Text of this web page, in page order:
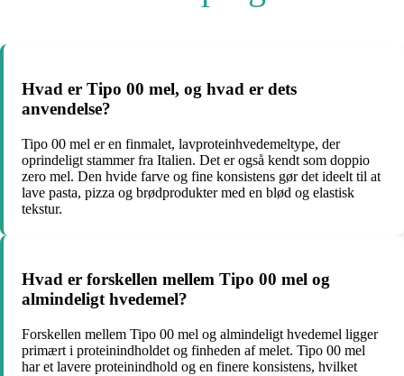
Hvad er Tipo 00 mel, og hvad er dets
anvendelse?
Tipo 00 mel er en finmalet, lavproteinhvedemeltype, der
oprindeligt stammer fra Italien. Det er også kendt som doppio
zero mel. Den hvide farve og fine konsistens gør det ideelt til at
lave pasta, pizza og brødprodukter med en blød og elastisk
tekstur.
Hvad er forskellen mellem Tipo 00 mel og
almindeligt hvedemel?
Forskellen mellem Tipo 00 mel og almindeligt hvedemel ligger
primært i proteinindholdet og finheden af melet. Tipo 00 mel
har et lavere proteinindhold og en finere konsistens, hvilket